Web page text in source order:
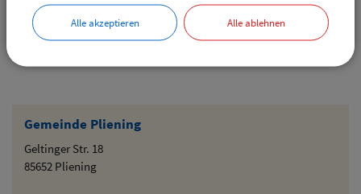
Gemeinde Pliening
Geltinger Str. 18
85652 Pliening
Alle akzeptieren Alle ablehnen